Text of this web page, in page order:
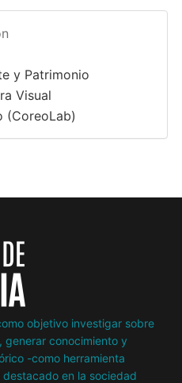
y Patrimonio
Visual
(CoreoLab)
objetivo investigar sobre
generar conocimiento y
-como herramienta
en la sociedad